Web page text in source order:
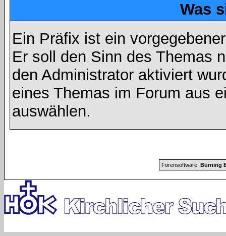
Was
Ein Präfix ist ein
Er soll den Sinn des Themas
den Administrator aktiviert
eines Themas im Forum aus
auswählen.
Forensoftware: Burning